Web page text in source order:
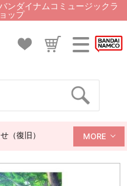
ンダイナムコミュージックラ
ップ
（復旧） MORE